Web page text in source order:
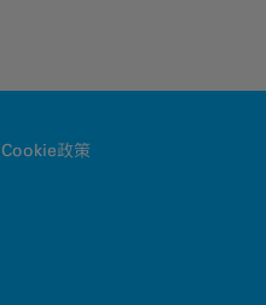
Cookie政策